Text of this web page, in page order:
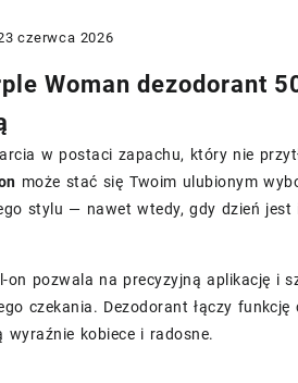
czerwca 2026
Woman dezodorant
w postaci zapachu, który nie
może stać się Twoim ulubionym
stylu — nawet wtedy, gdy dzień
on pozwala na precyzyjną aplikację i
czekania. Dezodorant łączy
wyraźnie kobiece i radosne.